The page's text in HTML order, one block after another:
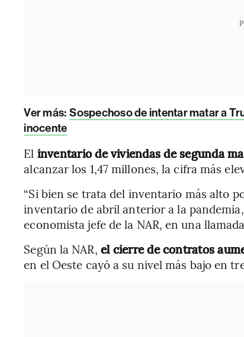
Ver más: Sospechoso de intentar matar a
inocente
El inventario de viviendas de segunda
alcanzar los 1,47 millones, la cifra más
“Si bien se trata del inventario más alto
inventario de abril anterior a la
economista jefe de la NAR, en una
Según la NAR, el cierre de contratos
en el Oeste cayó a su nivel más bajo en